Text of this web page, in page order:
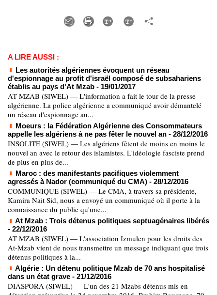
A LIRE AUSSI :
Les autorités algériennes évoquent un réseau
d'espionnage au profit d'israël composé de subsahariens
établis au pays d'At Mzab - 19/01/2017
AT MZAB (SIWEL) — L'information a fait le tour de la presse
algérienne. La police algérienne a communiqué avoir démantelé
un réseau d'espionnage au...
Moeurs : la Fédération Algérienne des Consommateurs
appelle les algériens à ne pas fêter le nouvel an - 28/12/2016
INSOLITE (SIWEL) — Les algériens fêtent de moins en moins le
nouvel an avec le retour des islamistes. L'idéologie fasciste prend
de plus en plus de...
Maroc : des manifestants pacifiques violemment
agressés à Nador (communiqué du CMA) - 28/12/2016
COMMUNIQUE (SIWEL) — Le CMA, à travers sa présidente,
Kamira Nait Sid, nous a envoyé un communiqué où il porte à la
connaissance du public qu'une...
At Mzab : Trois détenus politiques septuagénaires libérés
- 22/12/2016
AT MZAB (SIWEL) — L'association Izmulen pour les droits des
At-Mzab vient de nous transmettre un message indiquant que trois
détenus politiques à la...
Algérie : Un détenu politique Mzab de 70 ans hospitalisé
dans un état grave - 21/12/2016
DIASPORA (SIWEL) — L'un des 21 Mzabs détenus mis en